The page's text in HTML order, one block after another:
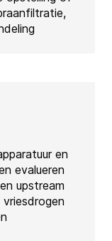
en
evalueren
upstream